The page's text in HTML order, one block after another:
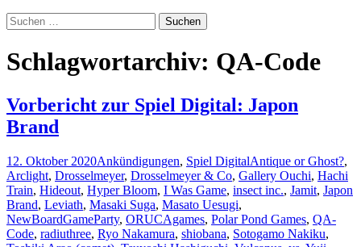
Suchen
nach:
Schlagwortarchiv: QA-Code
Vorbericht zur Spiel Digital: Japon
Brand
12. Oktober 2020Ankündigungen, Spiel DigitalAntique or Ghost?,
Arclight, Drosselmeyer, Drosselmeyer & Co, Gallery Ouchi, Hachi
Train, Hideout, Hyper Bloom, I Was Game, insect inc., Jamit, Japon
Brand, Leviath, Masaki Suga, Masato Uesugi,
NewBoardGameParty, ORUCAgames, Polar Pond Games, QA-
Code, radiuthree, Ryo Nakamura, shiobana, Sotogamo Nakiku,